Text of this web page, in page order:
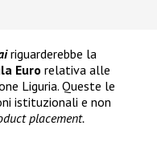
riguarderebbe la
Euro relativa alle
Liguria. Queste le
istituzionali e non
placement.